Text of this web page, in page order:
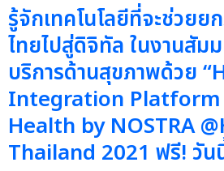
รู้จักเทคโนโลยีที่จะช่วยย
ไทยไปสู่ดิจิทัล ในงานสัม
บริการด้านสุขภาพด้วย
Integration Platform
Health by NOSTRA
Thailand 2021 ฟรี! วัน